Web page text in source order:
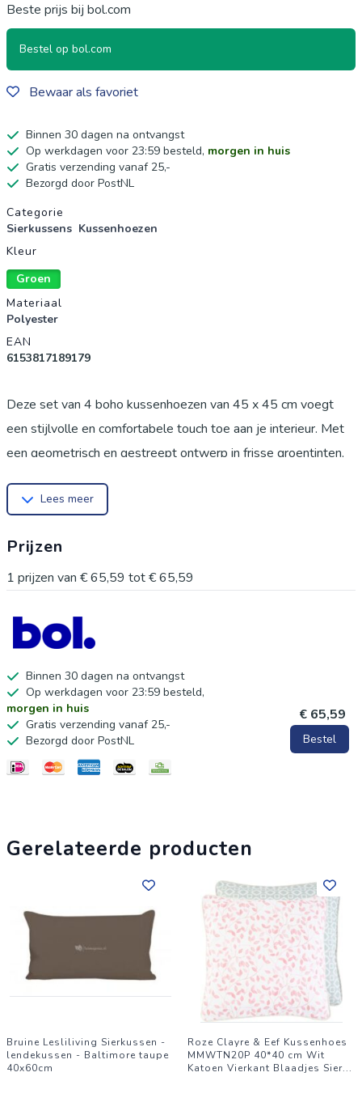
Beste prijs bij bol.com
Bestel op bol.com
Bewaar als favoriet
Binnen 30 dagen na ontvangst
Op werkdagen voor 23:59 besteld, morgen in huis
Gratis verzending vanaf 25,-
Bezorgd door PostNL
Productgegevens
Categorie
Sierkussens Kussenhoezen
Kleur
Groen
Materiaal
Polyester
EAN
6153817189179
Deze set van 4 boho kussenhoezen van 45 x 45 cm voegt
een stijlvolle en comfortabele touch toe aan je interieur. Met
een geometrisch en gestreept ontwerp in frisse groentinten,
buitenruimte. Gemaakt van hoogwaardige polyester en vlas
praktische keuze zijn voor elk seizoen. Creëer een
uitnodigende sfeer in je huis met deze veelzijdige
Lees meer
Prijzen
1 prijzen van € 65,59 tot€ 65,59
Binnen 30 dagen na ontvangst
Op werkdagen voor 23:59 besteld,
morgen in huis
Gratis verzending vanaf 25,-
Bezorgd door PostNL
€ 65,59
Bestel
Gerelateerde producten
Bruine Lesliliving Sierkussen -
lendekussen - Baltimore taupe
40x60cm
Roze Clayre & Eef Kussenhoes
MMWTN20P 40*40 cm Wit
Katoen Vierkant Blaadjes Sier...